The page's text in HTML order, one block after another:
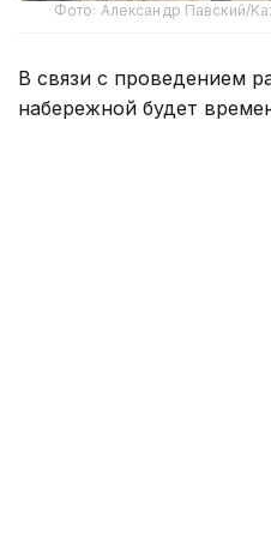
Фото: Александр Павский/
В связи с проведением
набережной будет